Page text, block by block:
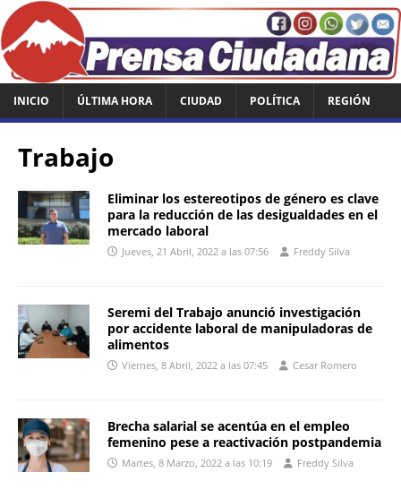
INICIO ÚLTIMA HORA CIUDAD POLÍTICA REGIÓN
Trabajo
Eliminar los estereotipos de género es clave
para la reducción de las desigualdades en el
mercado laboral
Jueves, 21 Abril, 2022 a las 07:56 Freddy Silva
Seremi del Trabajo anunció investigación
por accidente laboral de manipuladoras de
alimentos
Viernes, 8 Abril, 2022 a las 07:45 Cesar Romero
Brecha salarial se acentúa en el empleo
femenino pese a reactivación postpandemia
Martes, 8 Marzo, 2022 a las 10:19 Freddy Silva